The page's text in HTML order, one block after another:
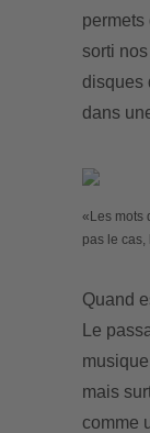
permets
sorti
disques
dans
«Les mots
pas le cas,
Quand
Le
mais
comme